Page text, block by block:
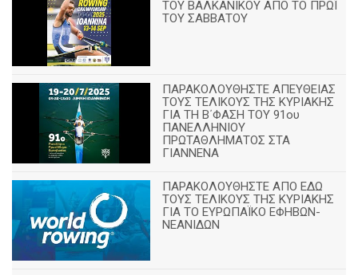
TOY ΒΑΛΚΑΝΙΚΟΥ ΑΠΟ ΤΟ ΠΡΩΪ
ΤΟΥ ΣΑΒΒΑΤΟΥ
ΠΑΡΑΚΟΛΟΥΘΗΣΤΕ ΑΠΕΥΘΕΙΑΣ
ΤΟΥΣ ΤΕΛΙΚΟΥΣ ΤΗΣ ΚΥΡΙΑΚΗΣ
ΓΙΑ ΤΗ Β΄ΦΑΣΗ ΤΟΥ 91ου
ΠΑΝΕΛΛΗΝΙΟΥ
ΠΡΩΤΑΘΛΗΜΑΤΟΣ ΣΤΑ
ΓΙΑΝΝΕΝΑ
ΠΑΡΑΚΟΛΟΥΘΗΣΤΕ ΑΠΟ ΕΔΩ
ΤΟΥΣ ΤΕΛΙΚΟΥΣ ΤΗΣ ΚΥΡΙΑΚΗΣ
ΓΙΑ ΤΟ ΕΥΡΩΠΑΪΚΟ ΕΦΗΒΩΝ-
ΝΕΑΝΙΔΩΝ